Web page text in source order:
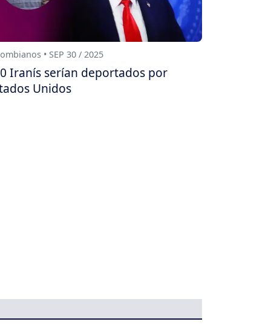
• SEP 30 / 2025
Iranís serían deportados por
Unidos